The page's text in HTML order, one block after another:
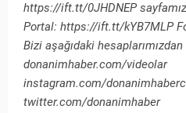
https://ift.tt/0JHDNEP
Portal: https://ift.tt/kYB7MLP
Bizi aşağıdaki
donanimhaber.com/videolar
instagram.com/
twitter.com/donanimhaber